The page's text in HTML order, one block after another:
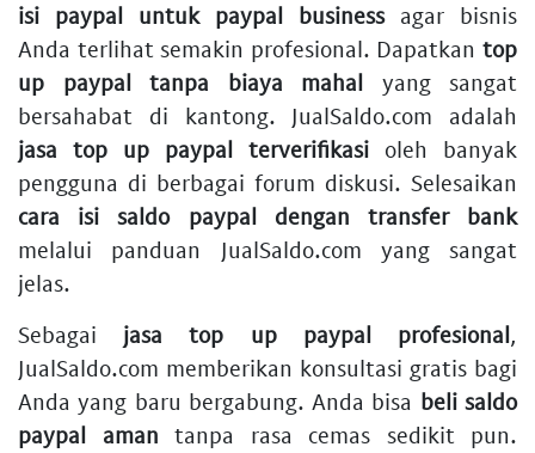
isi paypal untuk paypal businessagar bisnis
Anda terlihat semakin profesional. Dapatkan top
up paypal tanpa biaya mahal yang sangat
bersahabat di kantong. JualSaldo.com adalah
jasa top up paypal terverifikasi oleh banyak
pengguna di berbagai forum diskusi. Selesaikan
cara isi saldo paypal dengan transfer bank
melalui panduan JualSaldo.com yang sangat
jelas.
Sebagai jasa top up paypal profesional,
JualSaldo.com memberikan konsultasi gratis bagi
Anda yang baru bergabung. Anda bisa beli saldo
paypal aman tanpa rasa cemas sedikit pun.